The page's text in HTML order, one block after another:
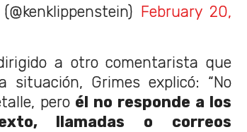
February 20,
a otro comentarista que
situación, Grimes explicó: “No
pero él no responde a los
llamadas o correos